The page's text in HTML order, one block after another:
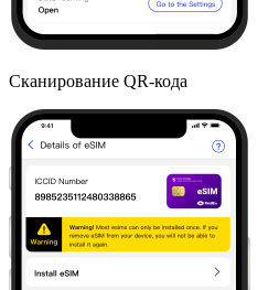
Сканирование QR-кода